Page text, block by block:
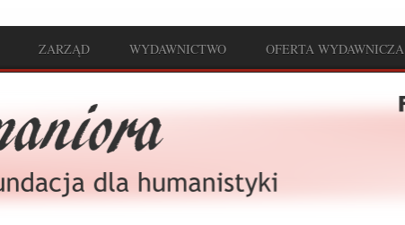
ZARZĄD WYDAWNICTWO OFERTA WYDAWNICZA